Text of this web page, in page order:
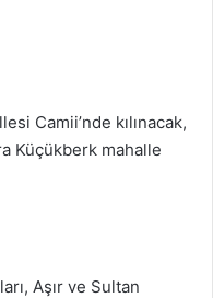
Camii’nde kılınacak,
Küçükberk mahalle
Aşır ve Sultan